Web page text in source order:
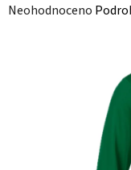
Průměrné
Neohodnoceno